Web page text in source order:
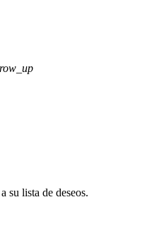
su lista de deseos.